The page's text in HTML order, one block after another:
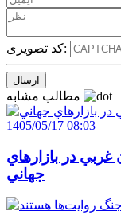
کد تصویری:
1405/05/17 08:03
غربي در بازارهاي
جهاني